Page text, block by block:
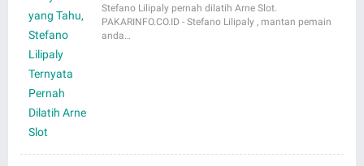
Stefano Lilipaly pernah dilatih Arne Slot.
PAKARINFO.CO.ID - Stefano Lilipaly , mantan pemain
anda…